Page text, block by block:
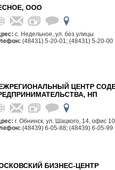
ООО
с. Недельное, ул. без улицы
(48431) 5-20-01; (48431) 5-20-00
ЦЕНТР
НП
г. Обнинск, ул. Шацкого, 14, офис
(48439) 6-05-88; (48439) 6-05-99
БИЗНЕС-ЦЕНТР